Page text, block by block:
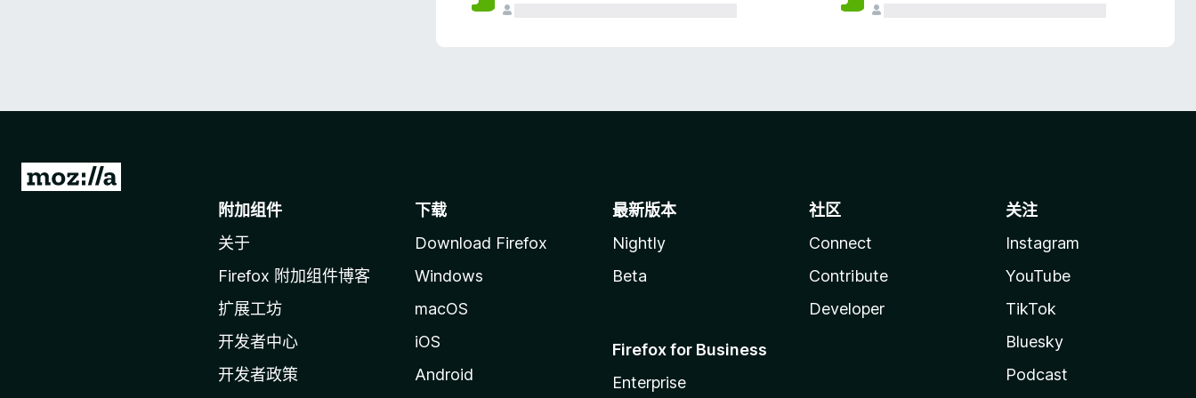
转
附加组件
关于
Firefox 附加组件博客
扩展工坊
开发者中心
开发者政策
下载
Download Firefox
Windows
macOS
iOS
Android
最新版本
Nightly
Beta
Firefox for Business
Enterprise
社区
Connect
Contribute
Developer
关注
Instagram
YouTube
TikTok
Bluesky
Podcast